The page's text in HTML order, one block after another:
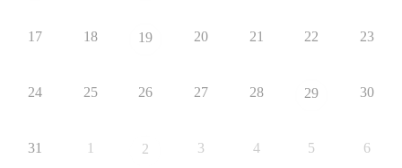
17 18 19 20 21 22 23
24 25 26 27 28 29 30
31 1 2 3 4 5 6